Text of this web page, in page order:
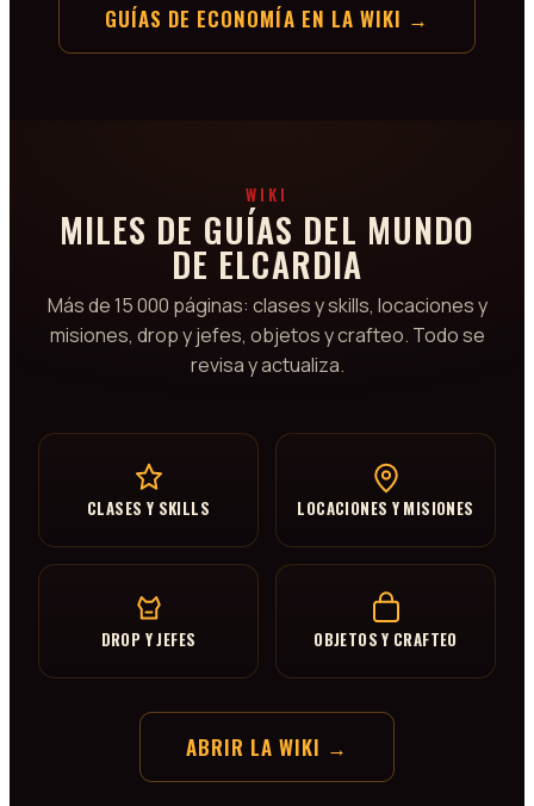
GUÍAS DE ECONOMÍA EN LA WIKI →
WIKI
MILES DE GUÍAS DEL MUNDO
DE ELCARDIA
Más de 15 000 páginas: clases y skills, locaciones y
misiones, drop y jefes, objetos y crafteo. Todo se
revisa y actualiza.
CLASES Y SKILLS LOCACIONES Y MISIONES
DROP Y JEFES OBJETOS Y CRAFTEO
ABRIR LA WIKI →